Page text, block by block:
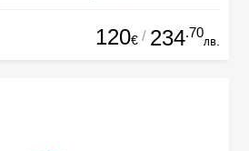
120€ / 234.70
лв.